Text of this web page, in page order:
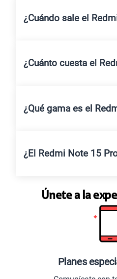
¿Cuándo sale el
¿Cuánto cuesta el
¿Qué gama es el
¿El Redmi Note 15
Únete a la
Planes especiales para ti